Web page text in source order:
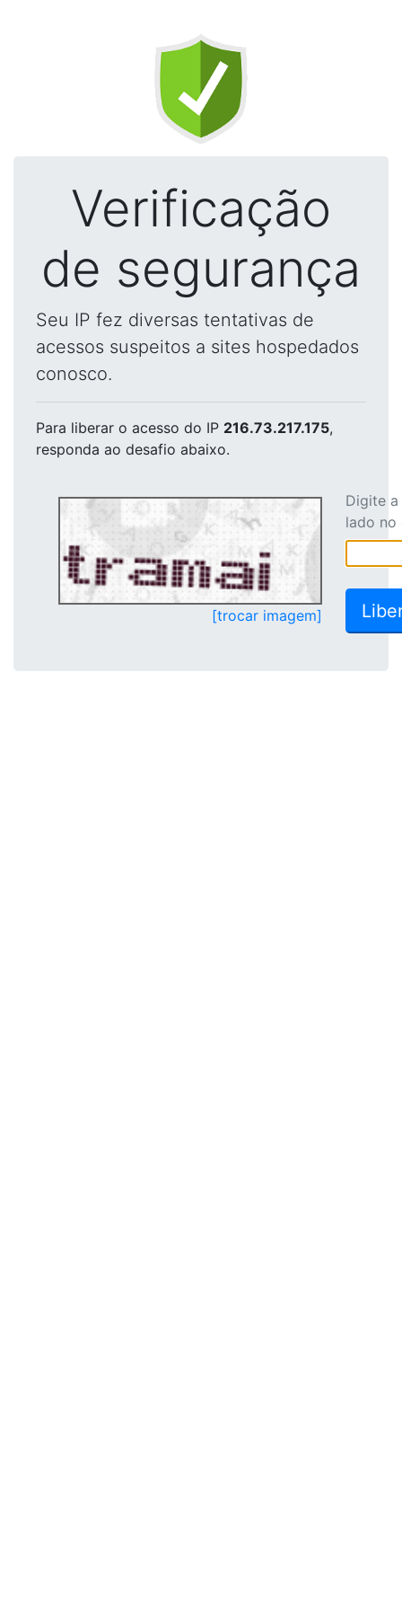
Verificação
de segurança
Seu IP fez diversas tentativas de
acessos suspeitos a sites hospedados
conosco.
Para liberar o acesso do IP 216.73.217.175,
responda ao desafio abaixo.
[trocar imagem]
Digite
lado no